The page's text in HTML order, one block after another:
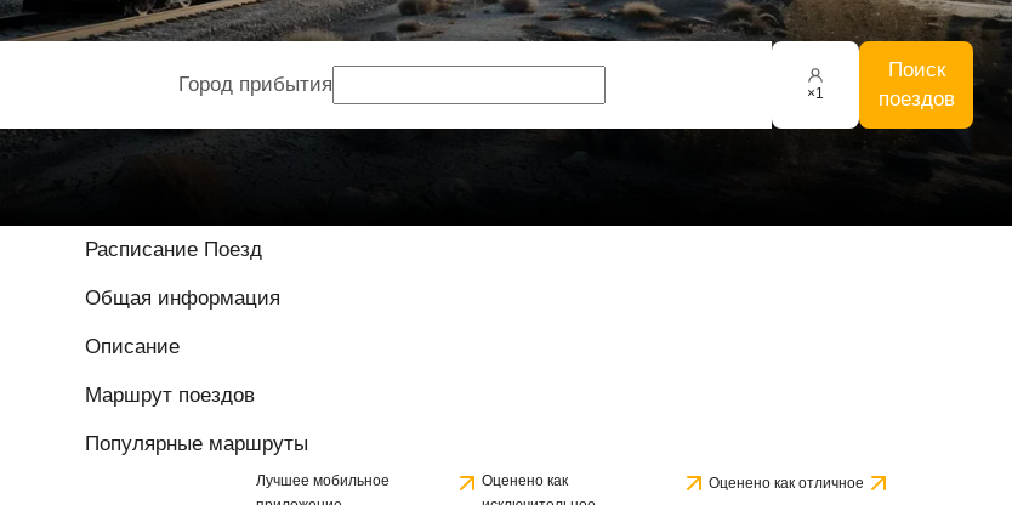
Город прибытия ×1
Поиск
поездов
Расписание Поезд
Общая информация
Описание
Маршрут поездов
Популярные маршруты
Лучшее мобильное
Оценено как
Оценено как отличное